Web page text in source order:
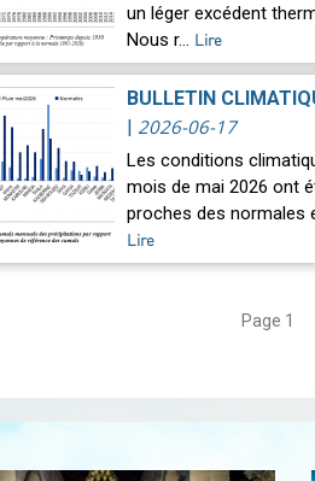
un léger excédent
Nous r… Lire
BULLETIN
| 2026-06-17
Les conditions
mois de mai 2026 ont
proches des normales
Lire
Page 1